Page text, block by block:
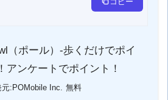
（ポール）-歩くだけでポイ
アンケートでポイント！
元:POMobile Inc.
無料